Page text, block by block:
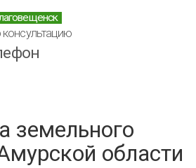
земельного
области